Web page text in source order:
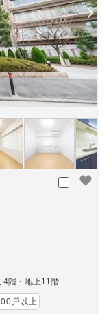
階・地上11階
戸以上